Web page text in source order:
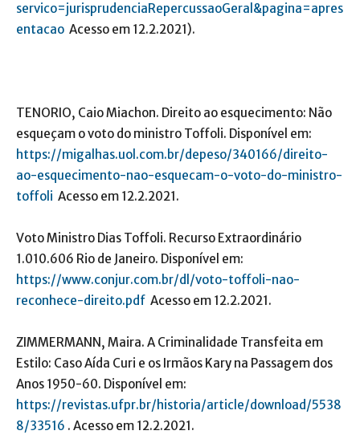
servico=jurisprudenciaRepercussaoGeral&pagina=apres
entacao Acesso em 12.2.2021).
TENORIO, Caio Miachon. Direito ao esquecimento: Não
esqueçam o voto do ministro Toffoli. Disponível em:
https://migalhas.uol.com.br/depeso/340166/direito-
ao-esquecimento-nao-esquecam-o-voto-do-ministro-
toffoli Acesso em 12.2.2021.
Voto Ministro Dias Toffoli. Recurso Extraordinário
1.010.606 Rio de Janeiro. Disponível em:
https://www.conjur.com.br/dl/voto-toffoli-nao-
reconhece-direito.pdf Acesso em 12.2.2021.
ZIMMERMANN, Maira. A Criminalidade Transfeita em
Estilo: Caso Aída Curi e os Irmãos Kary na Passagem dos
Anos 1950-60. Disponível em:
https://revistas.ufpr.br/historia/article/download/5538
8/33516 . Acesso em 12.2.2021.